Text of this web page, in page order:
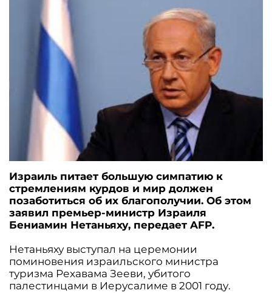
Израиль питает большую симпатию к
стремлениям курдов и мир должен
позаботиться об их благополучии. Об этом
заявил премьер-министр Израиля
Бениамин Нетаньяху, передает AFP.
Нетаньяху выступал на церемонии
поминовения израильского министра
туризма Рехавама Зееви, убитого
палестинцами в Иерусалиме в 2001 году.